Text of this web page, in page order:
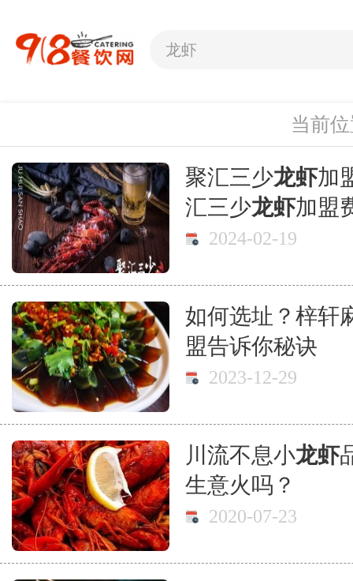
当前
聚汇三少龙虾加
汇三少龙虾加盟
2024-02-19
如何选址？梓轩
盟告诉你秘诀
2023-12-29
川流不息小龙虾
生意火吗？
2020-07-23